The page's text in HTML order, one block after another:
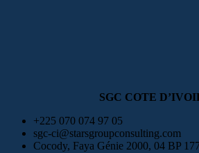
SGC COTE
+225 070 074 97 05
sgc-ci@starsgroupconsulting.com
Cocody, Faya Génie 2000, 04 BP